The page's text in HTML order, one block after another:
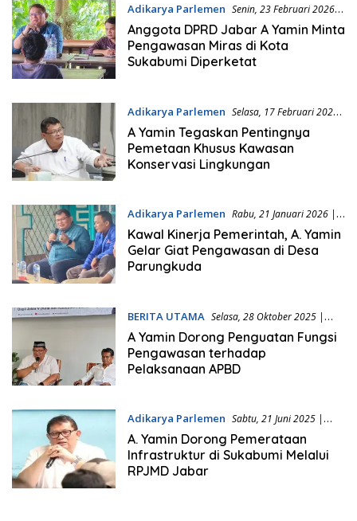
Adikarya Parlemen Senin, 23 Februari 2026 |
12:55 WIB
Anggota DPRD Jabar A Yamin Minta
Pengawasan Miras di Kota
Sukabumi Diperketat
Adikarya Parlemen Selasa, 17 Februari 2026
| 13:35 WIB
A Yamin Tegaskan Pentingnya
Pemetaan Khusus Kawasan
Konservasi Lingkungan
Adikarya Parlemen Rabu, 21 Januari 2026 |
11:08 WIB
Kawal Kinerja Pemerintah, A. Yamin
Gelar Giat Pengawasan di Desa
Parungkuda
BERITA UTAMA Selasa, 28 Oktober 2025 |
08:04 WIB
A Yamin Dorong Penguatan Fungsi
Pengawasan terhadap
Pelaksanaan APBD
Adikarya Parlemen Sabtu, 21 Juni 2025 |
09:44 WIB
A. Yamin Dorong Pemerataan
Infrastruktur di Sukabumi Melalui
RPJMD Jabar